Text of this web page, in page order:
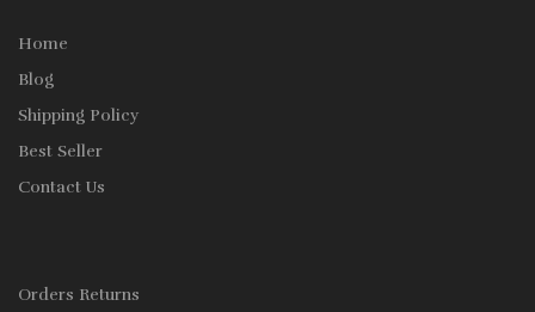
Home
Blog
Shipping Policy
Best Seller
Contact Us
Orders Returns